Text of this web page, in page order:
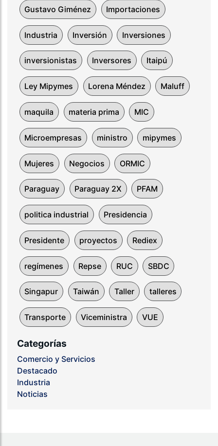
Gustavo Giménez Importaciones
Industria Inversión Inversiones
inversionistas Inversores Itaipú
Ley Mipymes Lorena Méndez Maluff
maquila materia prima MIC
Microempresas ministro mipymes
Mujeres Negocios ORMIC
Paraguay Paraguay 2X PFAM
politica industrial Presidencia
Presidente proyectos Rediex
regímenes Repse RUC SBDC
Singapur Taiwán Taller talleres
Transporte Viceministra VUE
Categorías
Comercio y Servicios
Destacado
Industria
Noticias